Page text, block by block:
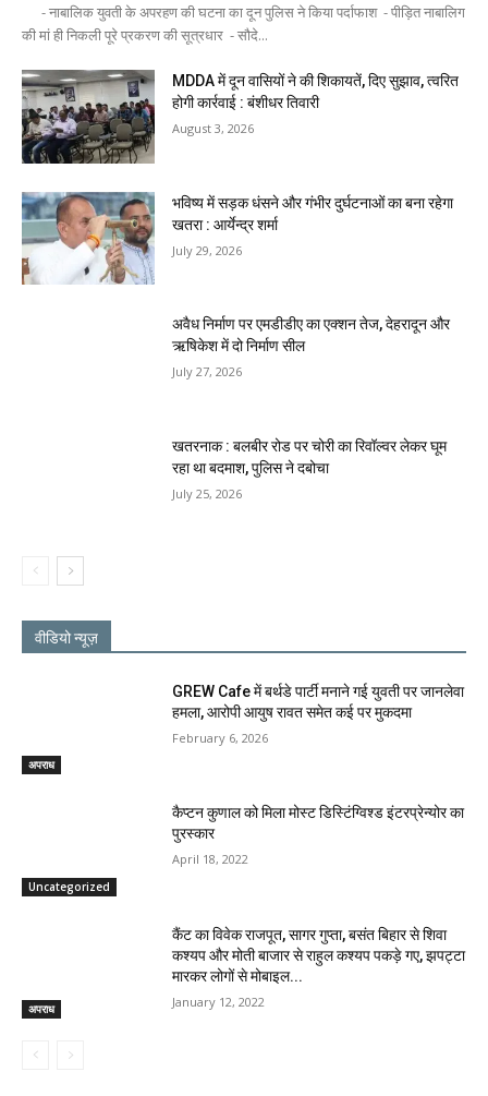
- नाबालिक युवती के अपरहण की घटना का दून पुलिस ने किया पर्दाफाश - पीड़ित नाबालिग
की मां ही निकली पूरे प्रकरण की सूत्रधार - सौदे...
MDDA में दून वासियों ने की शिकायतें, दिए सुझाव, त्वरित
होगी कार्रवाई : बंशीधर तिवारी
August 3, 2026
भविष्य में सड़क धंसने और गंभीर दुर्घटनाओं का बना रहेगा
खतरा : आर्येन्द्र शर्मा
July 29, 2026
अवैध निर्माण पर एमडीडीए का एक्शन तेज, देहरादून और
ऋषिकेश में दो निर्माण सील
July 27, 2026
खतरनाक : बलबीर रोड पर चोरी का रिवॉल्वर लेकर घूम
रहा था बदमाश, पुलिस ने दबोचा
July 25, 2026
वीडियो न्यूज़
अपराध
GREW Cafe में बर्थडे पार्टी मनाने गई युवती पर जानलेवा
हमला, आरोपी आयुष रावत समेत कई पर मुकदमा
February 6, 2026
Uncategorized
कैप्टन कुणाल को मिला मोस्ट डिस्टिंग्विश्ड इंटरप्रेन्योर का
पुरस्कार
April 18, 2022
अपराध
कैंट का विवेक राजपूत, सागर गुप्ता, बसंत बिहार से शिवा
कश्यप और मोती बाजार से राहुल कश्यप पकड़े गए, झपट्टा
मारकर लोगों से मोबाइल...
January 12, 2022